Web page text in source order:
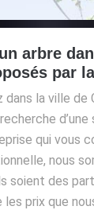
arbre
par
dans la ville
qui vous
nous
soient des
les prix que